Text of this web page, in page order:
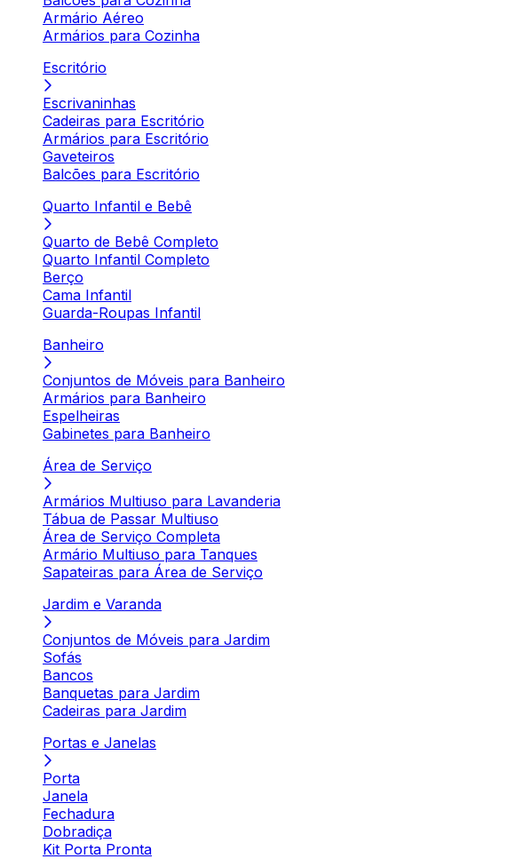
Armário Aéreo
Armários para Cozinha
Escritório
Escrivaninhas
Cadeiras para Escritório
Armários para Escritório
Gaveteiros
Balcões para Escritório
Quarto Infantil e Bebê
Quarto de Bebê Completo
Quarto Infantil Completo
Berço
Cama Infantil
Guarda-Roupas Infantil
Banheiro
Conjuntos de Móveis para Banheiro
Armários para Banheiro
Espelheiras
Gabinetes para Banheiro
Área de Serviço
Armários Multiuso para Lavanderia
Tábua de Passar Multiuso
Área de Serviço Completa
Armário Multiuso para Tanques
Sapateiras para Área de Serviço
Jardim e Varanda
Conjuntos de Móveis para Jardim
Sofás
Bancos
Banquetas para Jardim
Cadeiras para Jardim
Portas e Janelas
Porta
Janela
Fechadura
Dobradiça
Kit Porta Pronta